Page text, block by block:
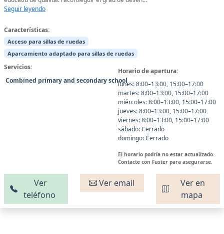
Seguir leyendo
Características:
Acceso para sillas de ruedas
Aparcamiento adaptado para sillas de ruedas
Servicios:
Combined primary and secondary school
Horario de apertura:
lunes: 8:00–13:00, 15:00–17:00
martes: 8:00–13:00, 15:00–17:00
miércoles: 8:00–13:00, 15:00–17:00
jueves: 8:00–13:00, 15:00–17:00
viernes: 8:00–13:00, 15:00–17:00
sábado: Cerrado
domingo: Cerrado
El horario podría no estar actualizado.
Contacte con Fuster para asegurarse.
Ver
teléfono
Ver email
Ver en
mapa